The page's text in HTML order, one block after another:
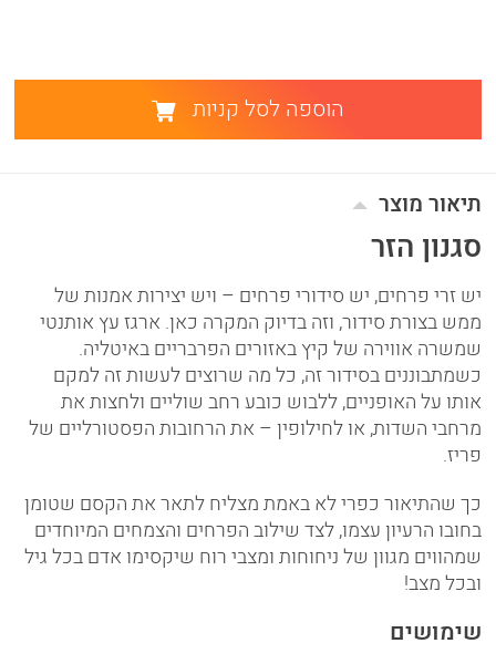
הוספה לסל קניות
תיאור מוצר
סגנון הזר
יש זרי פרחים, יש סידורי פרחים – ויש יצירות אמנות של
ממש בצורת סידור, וזה בדיוק המקרה כאן. ארגז עץ אותנטי
שמשרה אווירה של קיץ באזורים הפרבריים באיטליה.
כשמתבוננים בסידור זה, כל מה שרוצים לעשות זה למקם
אותו על האופניים, ללבוש כובע רחב שוליים ולחצות את
מרחבי השדות, או לחילופין – את הרחובות הפסטורליים של
פריז.
כך שהתיאור כפרי לא באמת מצליח לתאר את הקסם שטומן
בחובו הרעיון עצמו, לצד שילוב הפרחים והצמחים המיוחדים
שמהווים מגוון של ניחוחות ומצבי רוח שיקסימו אדם בכל גיל
ובכל מצב!
שימושים